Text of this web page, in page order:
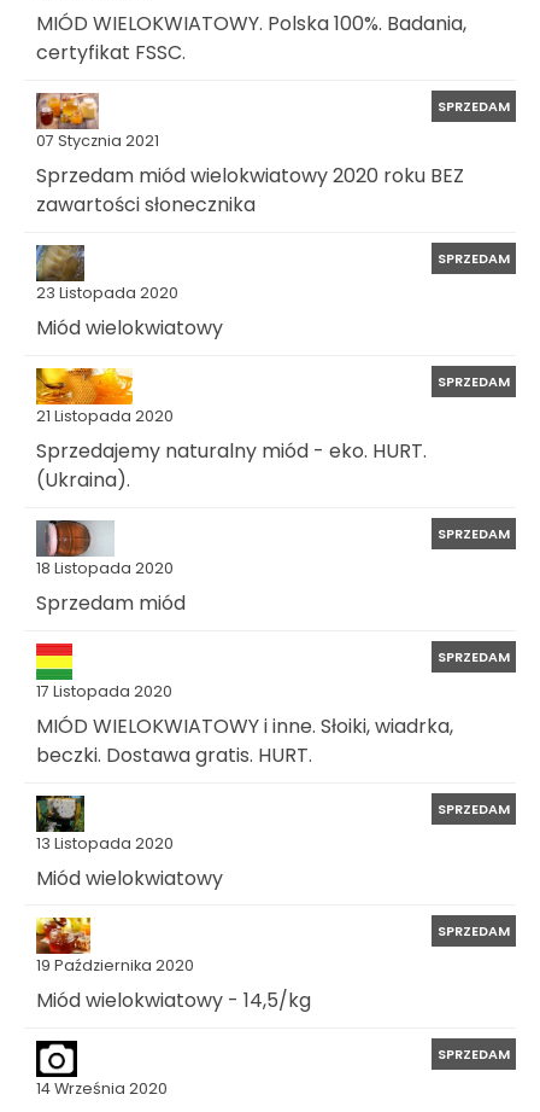
MIÓD WIELOKWIATOWY. Polska 100%. Badania,
certyfikat FSSC.
07 Stycznia 2021
SPRZEDAM
Sprzedam miód wielokwiatowy 2020 roku BEZ
zawartości słonecznika
23 Listopada 2020
SPRZEDAM
Miód wielokwiatowy
21 Listopada 2020
SPRZEDAM
Sprzedajemy naturalny miód - eko. HURT.
(Ukraina).
18 Listopada 2020
SPRZEDAM
Sprzedam miód
17 Listopada 2020
SPRZEDAM
MIÓD WIELOKWIATOWY i inne. Słoiki, wiadrka,
beczki. Dostawa gratis. HURT.
13 Listopada 2020
SPRZEDAM
Miód wielokwiatowy
19 Października 2020
SPRZEDAM
Miód wielokwiatowy - 14,5/kg
14 Września 2020
SPRZEDAM